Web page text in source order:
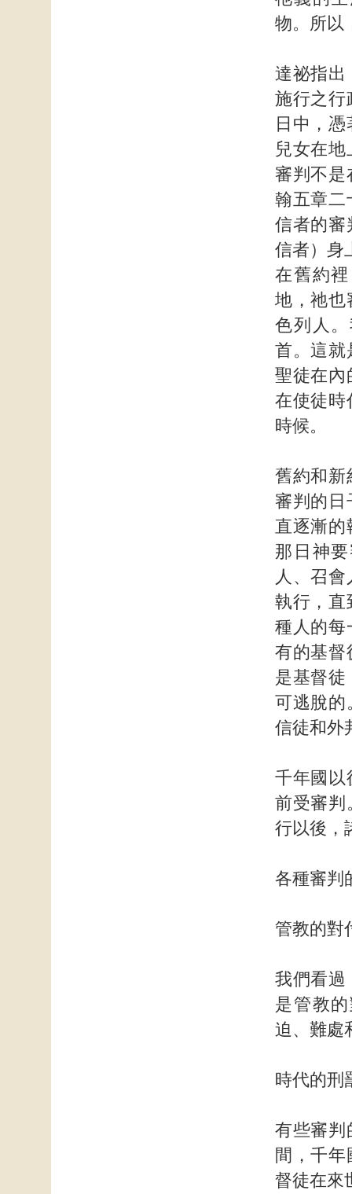
物。所以
達祕指出
施行之行
日中，
兒女在
審判不是
翰五章二
信者的審
信者）身
在舊約
地，祂也
色列人
首。這就
聖徒在內
在使徒時
時候。
舊約和新
審判的日
直逐漸的
那日神
人、召
執行，直
種人的每
有的基督
是基督徒
可逃脫的
信徒和外
千年國以
前受審判
行以後，
各種審判
管教的對
我們看過
是管教
迫、難處
時代的刑
有些審判
間，千
督徒在來